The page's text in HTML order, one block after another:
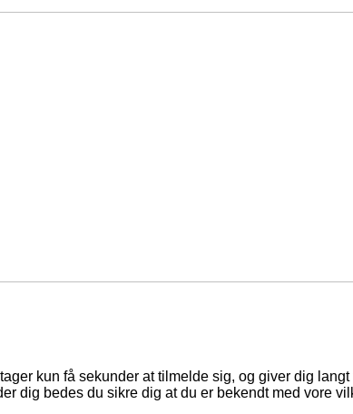
kun få sekunder at tilmelde sig, og giver dig
dig bedes du sikre dig at du er bekendt med vore